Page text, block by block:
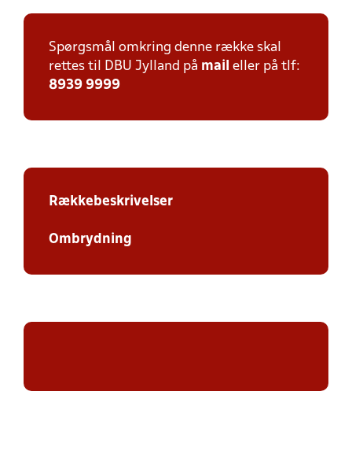
Spørgsmål omkring denne række skal
rettes til DBU Jylland på mail eller på tlf:
8939 9999
Rækkebeskrivelser
Ombrydning